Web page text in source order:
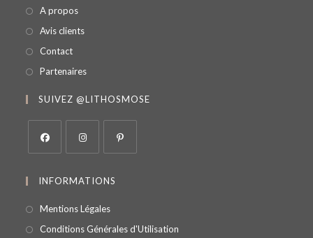
A propos
Avis clients
Contact
Partenaires
SUIVEZ @LITHOSMOSE
INFORMATIONS
Mentions Légales
Conditions Générales d'Utilisation